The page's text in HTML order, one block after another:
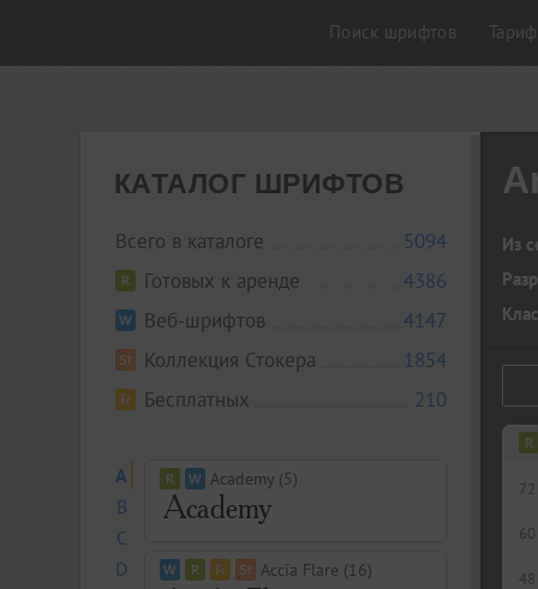
Поиск шрифтов
КАТАЛОГ ШРИФТОВ
Всего в каталоге
5094
Готовых к аренде
4386
Веб-шрифтов
4147
Коллекция Стокера
1854
Бесплатных
210
A
B
C
D
Academy (5)
Accia Flare (16)
Из